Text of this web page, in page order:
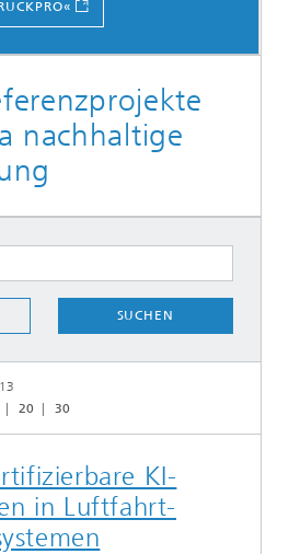
nachhaltige
SUCHEN
20 30
KI-
in Luftfahrt-